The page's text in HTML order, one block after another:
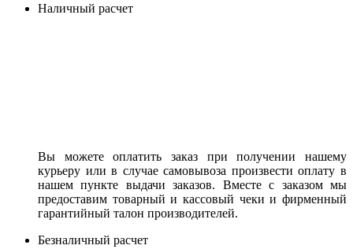
Наличный расчет
Вы можете оплатить заказ при получении нашему
курьеру или в случае самовывоза произвести оплату в
нашем пункте выдачи заказов. Вместе с заказом мы
предоставим товарный и кассовый чеки и фирменный
гарантийный талон производителей.
Безналичный расчет